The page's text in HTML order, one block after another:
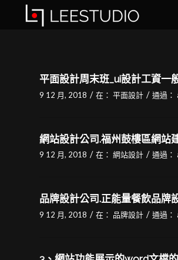
平面設計周末班_ui設計工資一
9 12 月, 2018 / 在： 平面設計 / 通過：
網站設計公司.福州鼓樓區網站
9 12 月, 2018 / 在： 網站設計 / 通過：
品牌設計公司.正能量餐飲品牌
9 12 月, 2018 / 在： 品牌設計 / 通過：